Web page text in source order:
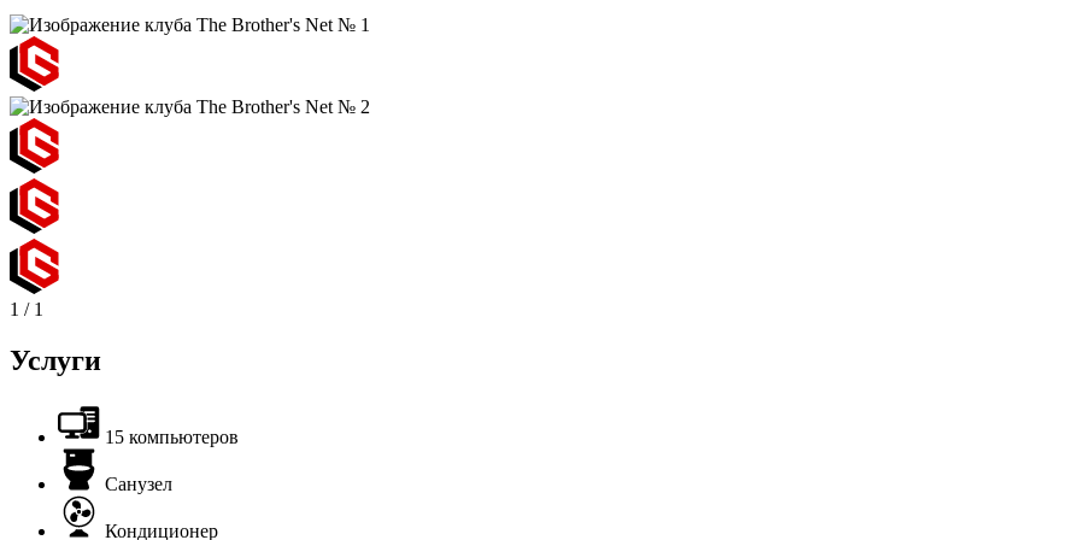
1 / 1
Услуги
15 компьютеров
Санузел
Кондиционер